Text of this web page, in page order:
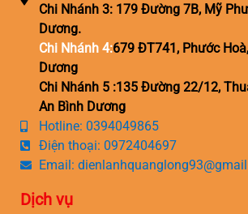
Chi Nhánh 3: 179 Đường 7B, Mỹ
Dương.
Chi Nhánh 4:679 ĐT741, Phước
Dương
Chi Nhánh 5 :135 Đường 22/12,
An Bình Dương
Hotline: 0394049865
Điện thoại: 0972404697
Email:
Dịch vụ